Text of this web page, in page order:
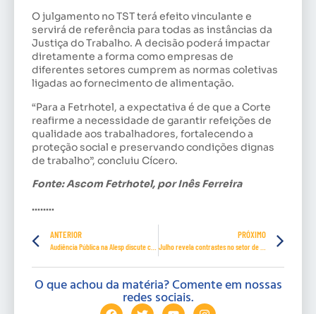
O julgamento no TST terá efeito vinculante e
servirá de referência para todas as instâncias da
Justiça do Trabalho. A decisão poderá impactar
diretamente a forma como empresas de
diferentes setores cumprem as normas coletivas
ligadas ao fornecimento de alimentação.
“Para a Fetrhotel, a expectativa é de que a Corte
reafirme a necessidade de garantir refeições de
qualidade aos trabalhadores, fortalecendo a
proteção social e preservando condições dignas
de trabalho”, concluiu Cícero.
Fonte: Ascom Fetrhotel, por Inês Ferreira
……..
ANTERIOR PRÓXIMO
O que achou da matéria? Comente em nossas
redes sociais.